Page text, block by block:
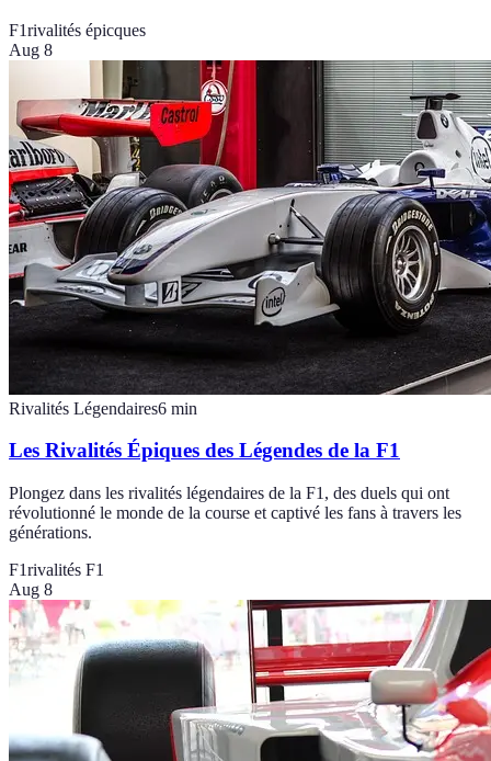
F1rivalités épicques
Aug 8
Rivalités Légendaires6 min
Les Rivalités Épiques des Légendes de la F1
Plongez dans les rivalités légendaires de la F1, des duels qui ont
révolutionné le monde de la course et captivé les fans à travers les
générations.
F1rivalités F1
Aug 8